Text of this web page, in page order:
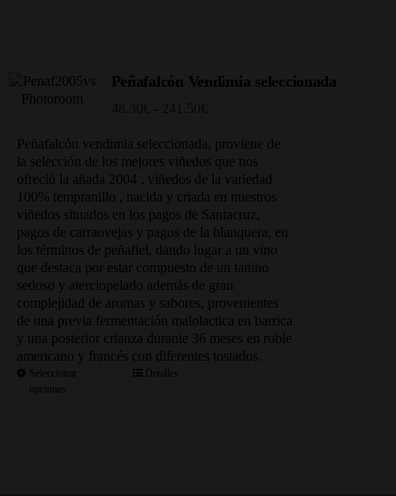
Peñafalcón Vendimia seleccionada
48.30€ - 241.50€
precios:
desde
48.30€
hasta
241.50€
Peñafalcón vendimia seleccionada, proviene de
la selección de los mejores viñedos que nos
ofreció la añada 2004 , viñedos de la variedad
100% tempranillo , nacida y criada en nuestros
viñedos situados en los pagos de Santacruz,
pagos de carraovejas y pagos de la blanquera, en
los términos de peñafiel, dando lugar a un vino
que destaca por estar compuesto de un tanino
sedoso y aterciopelado además de gran
complejidad de aromas y sabores, provenientes
de una previa fermentación malolactica en barrica
y una posterior crianza durante 36 meses en roble
americano y francés con diferentes tostados.
Seleccionar
Detalles